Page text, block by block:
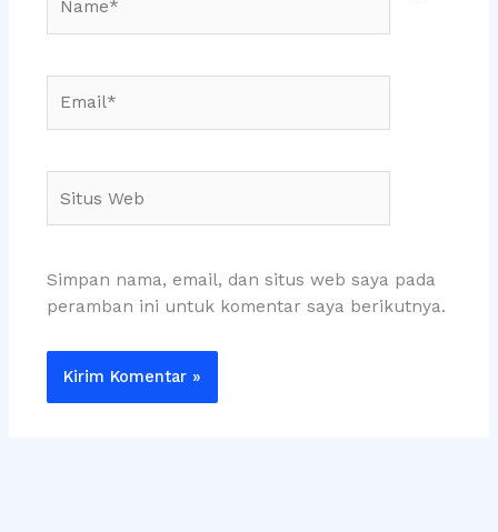
Web
Simpan nama, email, dan situs web saya pada
peramban ini untuk komentar saya berikutnya.